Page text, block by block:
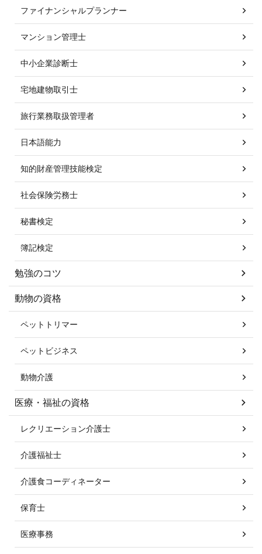
ファイナンシャルプランナー
マンション管理士
中小企業診断士
宅地建物取引士
旅行業務取扱管理者
日本語能力
知的財産管理技能検定
社会保険労務士
秘書検定
簿記検定
勉強のコツ
動物の資格
ペットトリマー
ペットビジネス
動物介護
医療・福祉の資格
レクリエーション介護士
介護福祉士
介護食コーディネーター
保育士
医療事務